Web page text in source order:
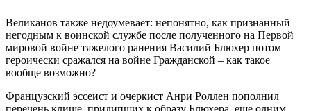
Великанов также недоумевает: непонятно, как признанный
негодным к воинской службе после полученного на Первой
мировой войне тяжелого ранения Василий Блюхер потом
героически сражался на войне Гражданской – как такое
вообще возможно?
Французский эссеист и очеркист Анри Роллен пополнил